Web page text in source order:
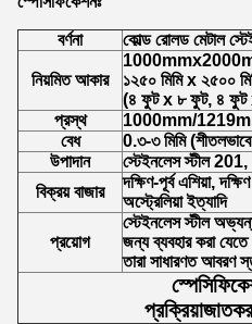
বর্ণনা কোল্ড রোলড মেটাল
নিয়মিত আকার
১২৫০ মিমি x ২৫০০
(৪ ফুট x ৮ ফুট, ৪ ফুট
প্রস্থ
1000mm/
বেধ
0.৩-৩ মিমি (শীতলভাবে
উপাদান
স্টেইনলেস স্টীল
বিক্রয় বাজার
দক্ষিণ-পূর্ব এশিয়া,
অস্ট্রেলিয়া ইত্যাদি
প্রয়োগ
স্টেইনলেস স্টীল
জন্য ব্যবহার করা যেতে
তারা সাধারণত আবরণ